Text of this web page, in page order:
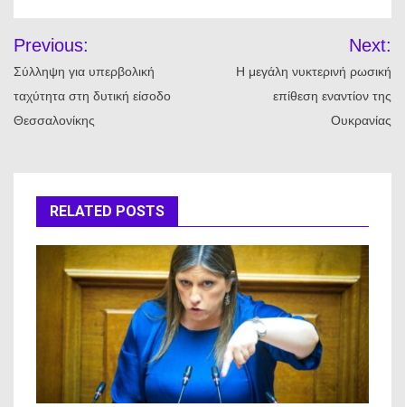
άρθρων
Previous:
Σύλληψη για υπερβολική
ταχύτητα στη δυτική είσοδο
Θεσσαλονίκης
Next:
Η μεγάλη νυκτερινή ρωσική
επίθεση εναντίον της
Ουκρανίας
RELATED POSTS